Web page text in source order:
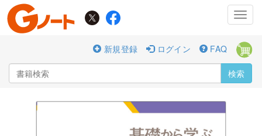
新規登録
ログイン FAQ
検索